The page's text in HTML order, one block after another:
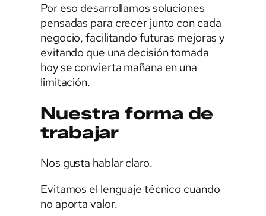
Por eso desarrollamos soluciones
pensadas para crecer junto con cada
negocio, facilitando futuras mejoras y
evitando que una decisión tomada
hoy se convierta mañana en una
limitación.
Nuestra forma de
trabajar
Nos gusta hablar claro.
Evitamos el lenguaje técnico cuando
no aporta valor.